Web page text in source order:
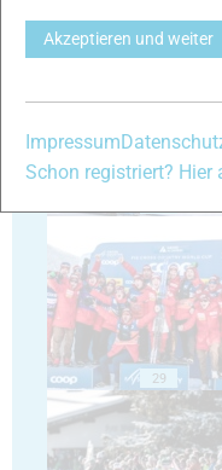
25
29
Akzeptieren und weiter
Impressum
Schon registriert? Hier